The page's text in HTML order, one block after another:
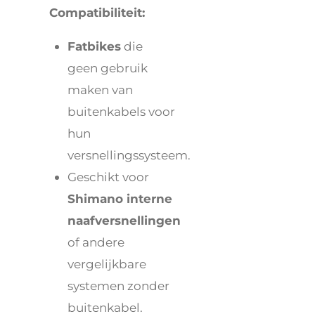
Compatibiliteit:
Fatbikesdie
geen gebruik
maken van
buitenkabels voor
hun
versnellingssysteem.
Geschikt voor
Shimano interne
naafversnellingen
of andere
vergelijkbare
systemen zonder
buitenkabel.